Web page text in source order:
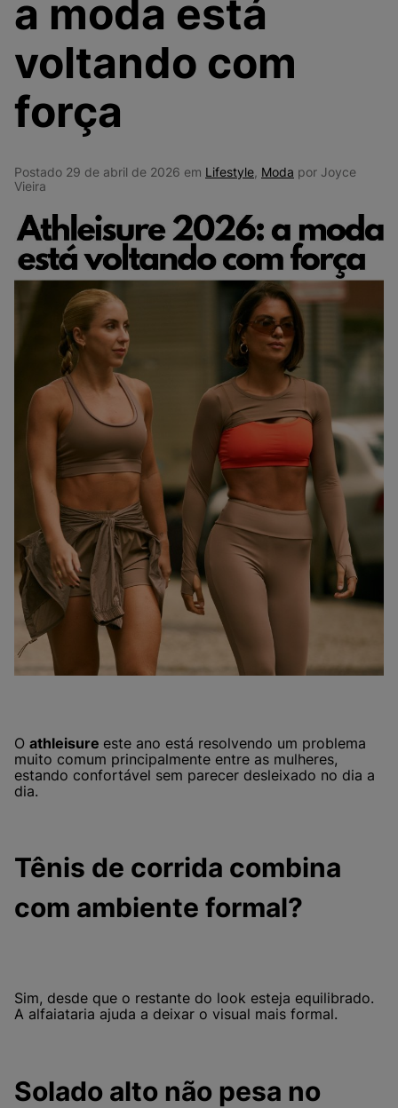
a moda está
voltando com
força
Postado 29 de abril de 2026 em Lifestyle Moda por Joyce
Vieira
O athleisure este ano está resolvendo um problema
muito comum principalmente entre as mulheres,
estando confortável sem parecer desleixado no dia a
dia.
Tênis de corrida combina
com ambiente formal?
Sim, desde que o restante do look esteja equilibrado.
A alfaiataria ajuda a deixar o visual mais formal.
Solado alto não pesa no
9
VEJA COUNTRY